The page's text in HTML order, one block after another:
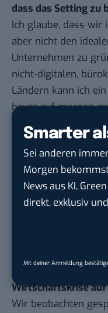
Smarter
Sei anderen
Morgen
News aus KI,
direkt, exklusiv
Mit deiner Anmeldung
dass das Setting zu
Ich glaube, dass wir
aber nicht den
Unternehmen zu
nicht-digitalen,
Ländern kann ich
heute auf morgen
uns ist das ein
Auch beim Thema
wir einen Nachteil.
Standort, an dem
sein können – vor
Sozialwesen und
Welche Rolle
Wirtschaftskrise auf
Wir beobachten